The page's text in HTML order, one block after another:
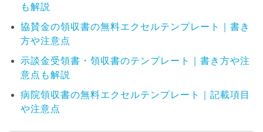
も解説
協賛金の領収書の無料エクセルテンプレート｜書き
方や注意点
示談金受領書・領収書のテンプレート｜書き方や注
意点も解説
病院領収書の無料エクセルテンプレート｜記載項目
や注意点